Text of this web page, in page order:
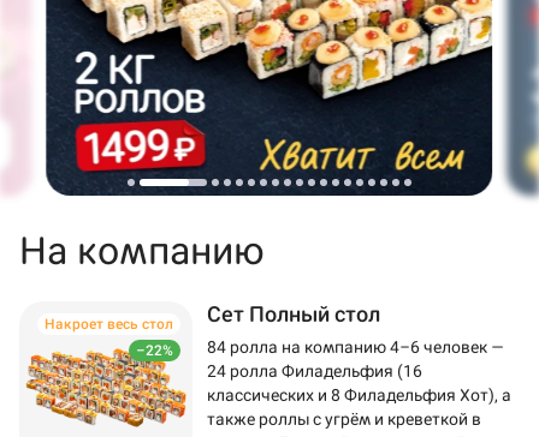
На компанию
–22%
Накроет весь стол Сет Полный стол
84 ролла на компанию 4–6 человек —
24 ролла Филадельфия (16
классических и 8 Филадельфия Хот), а
также роллы с угрём и креветкой в